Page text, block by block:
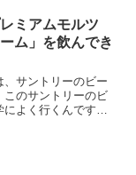
ミアムモルツ
ム」を飲んでき
サントリーのビー
このサントリーのビ
によく行くんです